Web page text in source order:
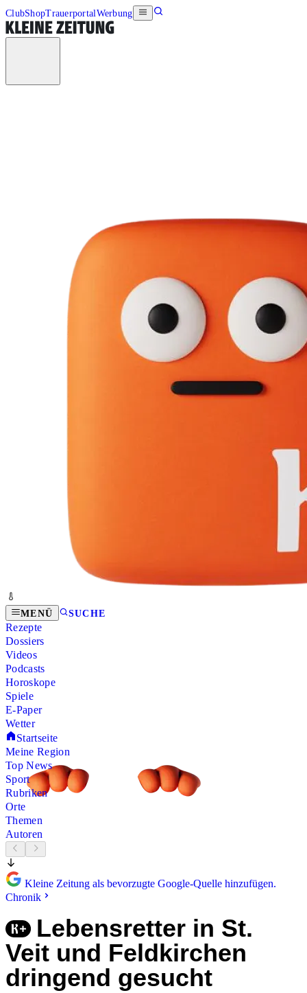
ClubShopTrauerportalWerbung
MENÜ SUCHE
Rezepte
Dossiers
Videos
Podcasts
Horoskope
Spiele
E-Paper
Wetter
Startseite
Meine Region
Top News
Sport
Rubriken
Orte
Themen
Autoren
Kleine Zeitung als bevorzugte Google-Quelle hinzufügen.
Chronik
Lebensretter in St.
Veit und Feldkirchen
dringend gesucht